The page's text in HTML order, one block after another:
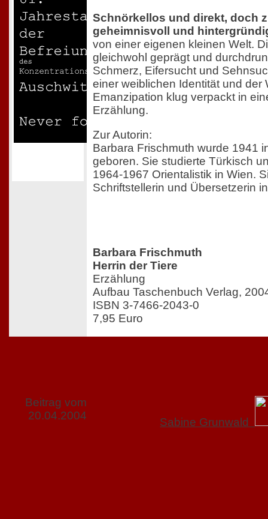
Schnörkellos und direkt, doch
geheimnisvoll und
von einer eigenen kleinen Welt.
gleichwohl geprägt und
Schmerz, Eifersucht und
einer weiblichen Identität und der
Emanzipation klug verpackt in
Erzählung.
Zur Autorin:
Barbara Frischmuth wurde 1941
geboren. Sie studierte Türkisch
1964-1967 Orientalistik in Wien.
Schriftstellerin und Übersetzerin
Barbara Frischmuth
Herrin der Tiere
Erzählung
Aufbau Taschenbuch Verlag,
ISBN 3-7466-2043-0
7,95 Euro
Beitrag vom
20.04.2004
Sabine Grunwald